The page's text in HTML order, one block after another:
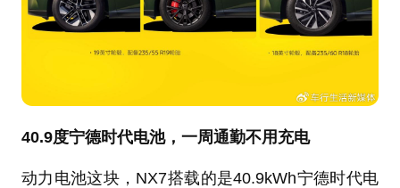
40.9度宁德时代电池，一周通勤不用充电
动力电池这块，NX7搭载的是40.9kWh宁德时代电